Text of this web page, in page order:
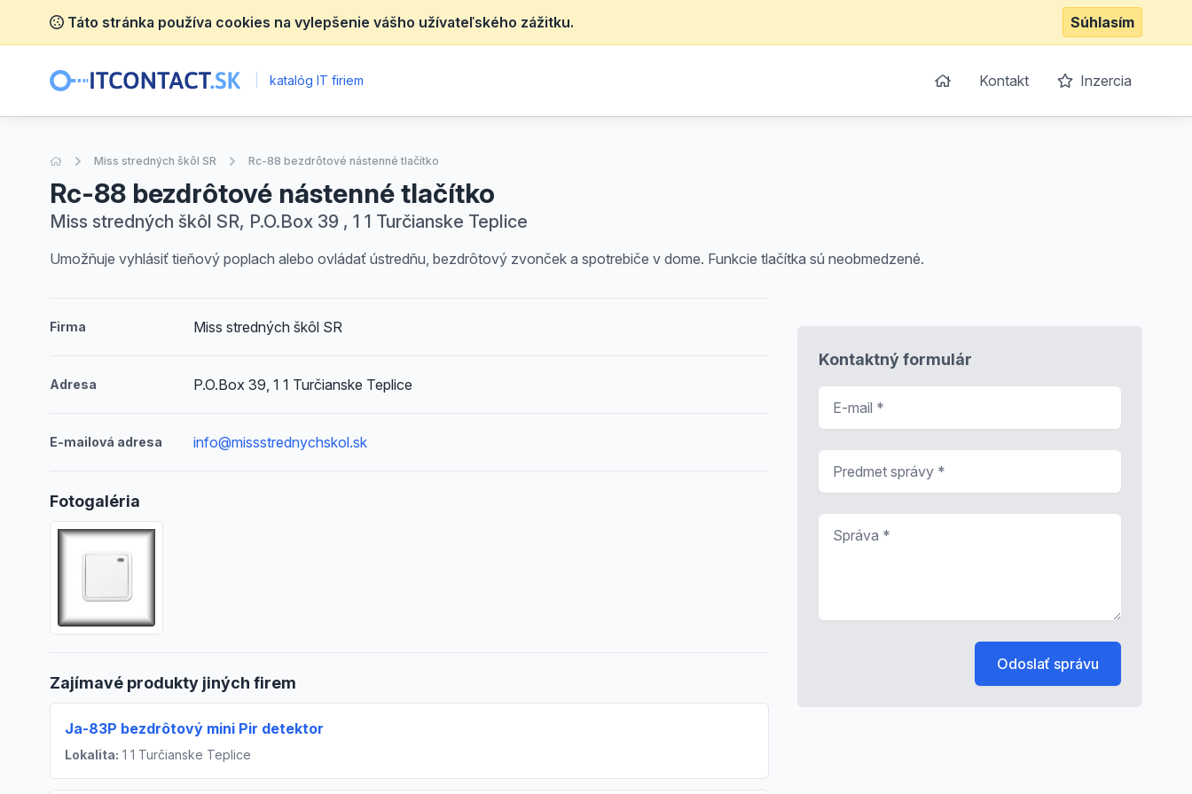
Táto stránka používa cookies na vylepšenie vášho užívateľského zážitku. Súhlasím
katalóg IT firiem Kontakt Inzercia
Úvodná stránka
Miss stredných škôl SR Rc-88 bezdrôtové nástenné tlačítko
Rc-88 bezdrôtové nástenné tlačítko
Miss stredných škôl SR, P.O.Box 39 , 1 1 Turčianske Teplice
Umožňuje vyhlásiť tieňový poplach alebo ovládať ústredňu, bezdrôtový zvonček a spotrebiče v dome. Funkcie tlačítka sú neobmedzené.
Firma Miss stredných škôl SR
Adresa P.O.Box 39, 1 1 Turčianske Teplice
E-mailová adresa info@missstrednychskol.sk
Fotogaléria
Zajímavé produkty jiných firem
Ja-83P bezdrôtový mini Pir detektor
Lokalita: 1 1 Turčianske Teplice
Kontaktný formulár
Odoslať správu